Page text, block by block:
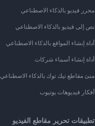
محرر فيديو بالذكاء الاصطناعي
نص إلى فيديو بالذكاء الاصطناعي
أداة إنشاء المواقع بالذكاء الاصطناعي
أداة إنشاء أسماء شركات
منئ مقاطع تيك توك بالذكاء الاصطناعي
أفكار فيديوهات يوتيوب
تطبيقات تحرير مقاطع الفيديو